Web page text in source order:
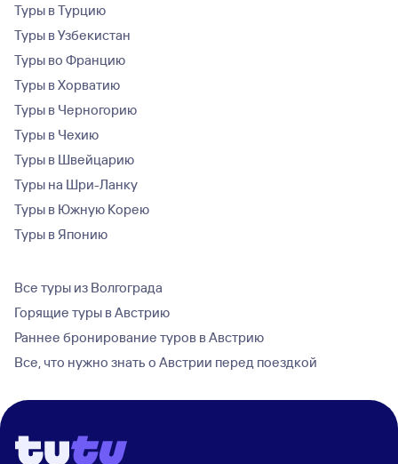
Туры в Турцию
Туры в Узбекистан
Туры во Францию
Туры в Хорватию
Туры в Черногорию
Туры в Чехию
Туры в Швейцарию
Туры на Шри-Ланку
Туры в Южную Корею
Туры в Японию
Все туры из Волгограда
Горящие туры в Австрию
Раннее бронирование туров в Австрию
Все, что нужно знать о Австрии перед поездкой